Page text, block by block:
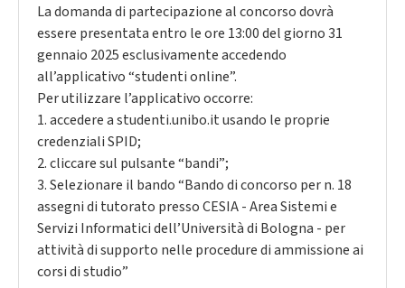
La domanda di partecipazione al concorso dovrà
essere presentata entro le ore 13:00 del giorno 31
gennaio 2025 esclusivamente accedendo
all’applicativo “studenti online”.
Per utilizzare l’applicativo occorre:
1. accedere a studenti.unibo.it usando le proprie
credenziali SPID;
2. cliccare sul pulsante “bandi”;
3. Selezionare il bando “Bando di concorso per n. 18
assegni di tutorato presso CESIA - Area Sistemi e
Servizi Informatici dell’Università di Bologna - per
attività di supporto nelle procedure di ammissione ai
corsi di studio”